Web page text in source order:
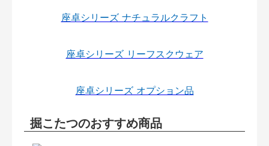
座卓シリーズ ナチュラルクラフト
座卓シリーズ リーフスクウェア
座卓シリーズ オプション品
掘こたつのおすすめ商品